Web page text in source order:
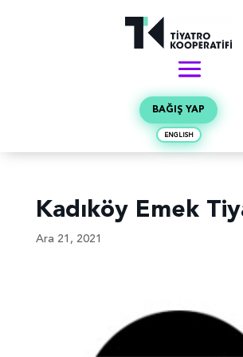
BAĞIŞ YAP
ENGLISH
Kadıköy Emek
Ara 21, 2021